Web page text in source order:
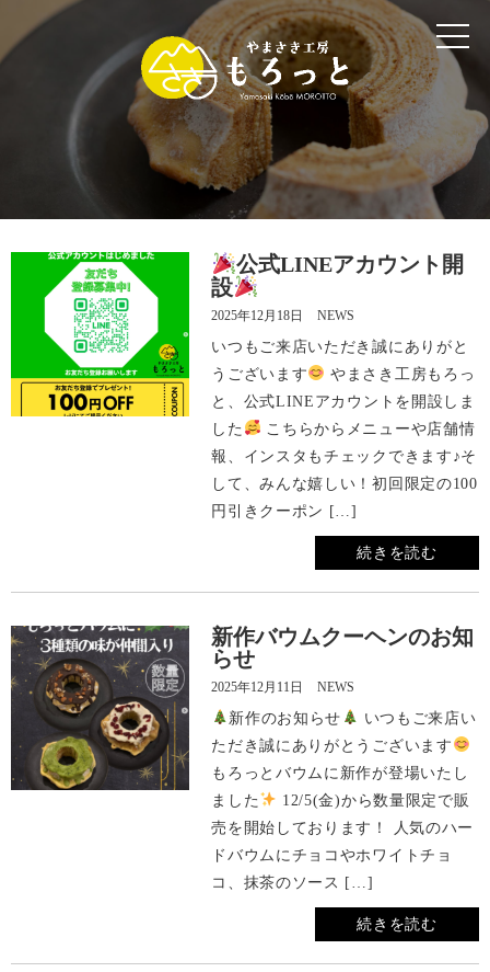
ホーム
メニュー
もろっとについて
アクセス
電話 0984-27-3525
公式LINEアカウント開
設
2025年12月18日 NEWS
いつもご来店いただき誠にありがと
うございます
やまさき工房もろっ
と、公式LINEアカウントを開設しま
した
こちらからメニューや店舗情
報、インスタもチェックできます♪そ
して、みんな嬉しい！初回限定の100
円引きクーポン […]
続きを読む
新作バウムクーヘンのお知
らせ
2025年12月11日 NEWS
新作のお知らせ
いつもご来店い
ただき誠にありがとうございます
もろっとバウムに新作が登場いたし
ました
12/5(金)から数量限定で販
売を開始しております！ 人気のハー
ドバウムにチョコやホワイトチョ
コ、抹茶のソース […]
続きを読む